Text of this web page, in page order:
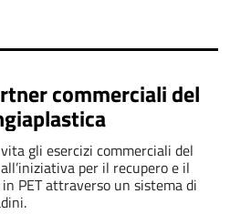
commerciali del
gli esercizi commerciali del
per il recupero e il
PET attraverso un sistema di